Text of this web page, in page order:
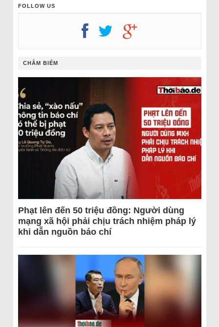
FOLLOW US
CHÂM BIẾM
Phạt lên đến 50 triệu đồng: Người dùng
mạng xã hội phải chịu trách nhiệm pháp lý
khi dẫn nguồn báo chí